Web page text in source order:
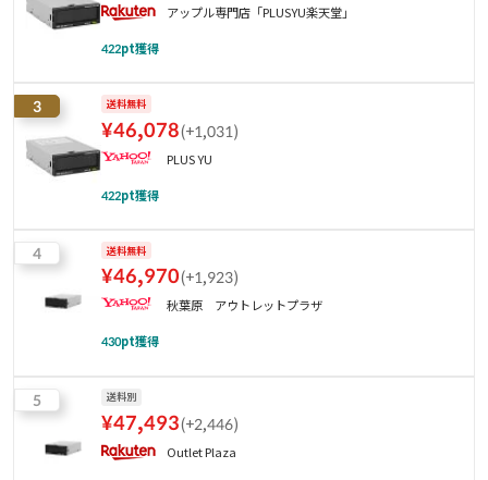
アップル専門店「PLUSYU楽天堂」
422pt獲得
3 送料無料
¥46,078(+1,031)
PLUS YU
422pt獲得
4 送料無料
¥46,970(+1,923)
秋葉原 アウトレットプラザ
430pt獲得
5 送料別
¥47,493(+2,446)
Outlet Plaza